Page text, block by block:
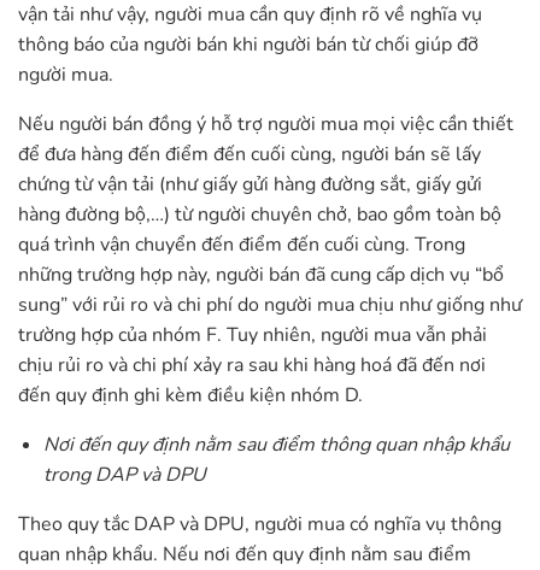
vận tải như vậy, người mua cần quy định rõ về nghĩa vụ
thông báo của người bán khi người bán từ chối giúp đỡ
người mua.
Nếu người bán đồng ý hỗ trợ người mua mọi việc cần thiết
để đưa hàng đến điểm đến cuối cùng, người bán sẽ lấy
chứng từ vận tải (như giấy gửi hàng đường sắt, giấy gửi
hàng đường bộ,…) từ người chuyên chở, bao gồm toàn bộ
quá trình vận chuyển đến điểm đến cuối cùng. Trong
những trường hợp này, người bán đã cung cấp dịch vụ “bổ
sung” với rủi ro và chi phí do người mua chịu như giống như
trường hợp của nhóm F. Tuy nhiên, người mua vẫn phải
chịu rủi ro và chi phí xảy ra sau khi hàng hoá đã đến nơi
đến quy định ghi kèm điều kiện nhóm D.
Nơi đến quy định nằm sau điểm thông quan nhập khẩu
trong DAP và DPU
Theo quy tắc DAP và DPU, người mua có nghĩa vụ thông
quan nhập khẩu. Nếu nơi đến quy định nằm sau điểm